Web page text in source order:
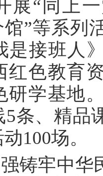
展“ 同上
馆”等系列
是接班人
红色教育
研学基地
5条、精品
100场。
铸牢中华